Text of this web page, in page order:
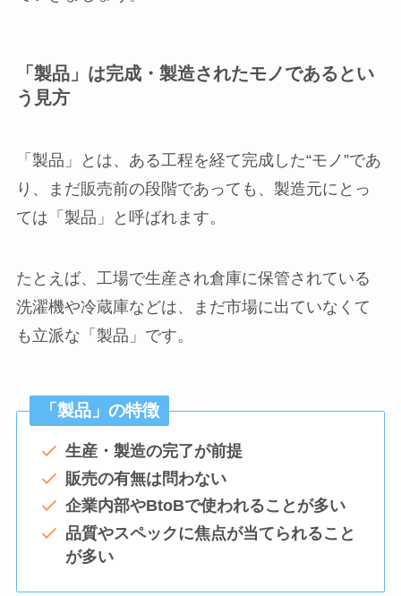
「製品」は完成・製造されたモノであるとい
う見方
「製品」とは、ある工程を経て完成した“モノ”であ
り、まだ販売前の段階であっても、製造元にとっ
ては「製品」と呼ばれます。
たとえば、工場で生産され倉庫に保管されている
洗濯機や冷蔵庫などは、まだ市場に出ていなくて
も立派な「製品」です。
「製品」の特徴
生産・製造の完了が前提
販売の有無は問わない
企業内部やBtoBで使われることが多い
品質やスペックに焦点が当てられること
が多い